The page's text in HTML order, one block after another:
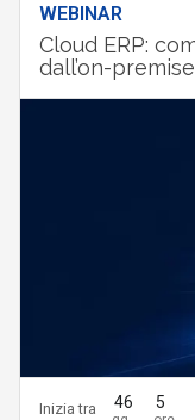
WEBINAR
Cloud ERP:
dall’on-
Inizia tra 46 5